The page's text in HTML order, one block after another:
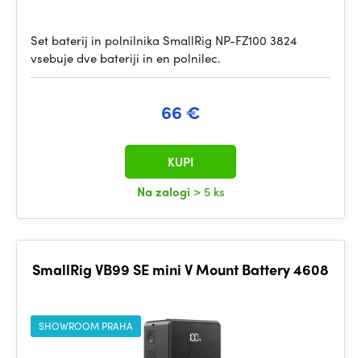
Set baterij in polnilnika SmallRig NP-FZ100 3824
vsebuje dve bateriji in en polnilec.
66 €
Na zalogi > 5 ks
KUPI
SmallRig VB99 SE mini V Mount Battery 4608
SHOWROOM PRAHA